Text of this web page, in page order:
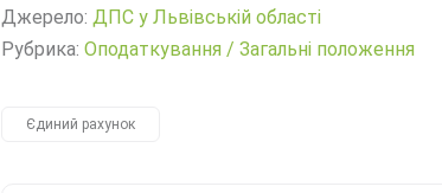
Джерело: ДПС у Львівській області
Рубрика: Оподаткування / Загальні положення
Єдиний рахунок